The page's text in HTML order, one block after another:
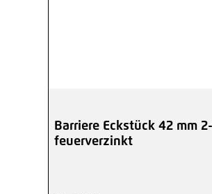
Barriere Eckstück 42 mm
feuerverzinkt